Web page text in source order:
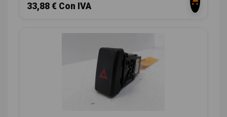
33,88 € Con IVA